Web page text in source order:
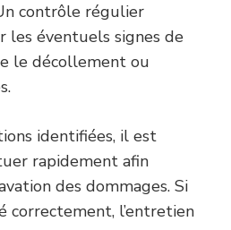
contrôle régulier
éventuels signes de
le décollement ou
identifiées, il est
rapidement afin
des dommages. Si
correctement, l’entretien